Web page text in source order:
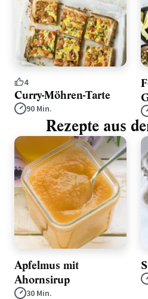
4
Curry-Möhren-Tarte
90 Min.
Rezepte aus
Apfelmus mit
Ahornsirup
30 Min.